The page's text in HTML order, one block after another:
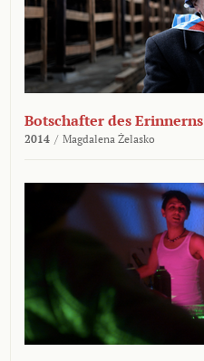
Botschafter des Erinnerns
2014 / Magdalena Żelasko